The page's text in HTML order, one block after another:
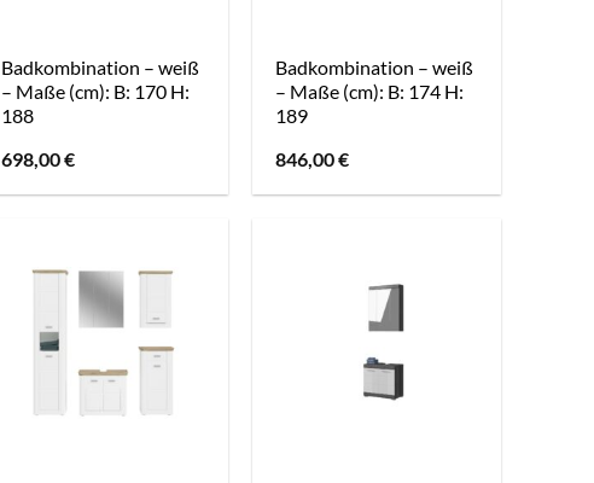
Badkombination – weiß
– Maße (cm): B: 170 H:
188
698,00€
Badkombination – weiß
– Maße (cm): B: 174 H:
189
846,00€